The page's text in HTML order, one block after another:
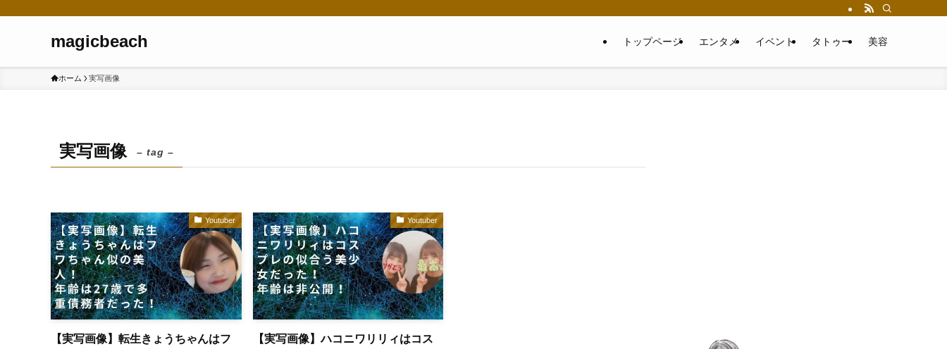
magicbeach トップページ エンタメ イベント タトゥー 美容
ホーム 実写画像
実写画像 – tag –
Youtuber
【実写画像】転生きょうちゃんはフ
Youtuber
【実写画像】ハコニワリリィはコス